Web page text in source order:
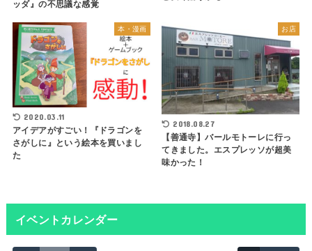
ッダ』の不思議な感覚
本・漫画
2020.03.11
アイデアがすごい！『ドラゴンを
さがしに』という絵本を買いまし
た
お店
2018.08.27
【善通寺】バールモトーレに行っ
てきました。エスプレッソが超美
味かった！
イベントカレンダー